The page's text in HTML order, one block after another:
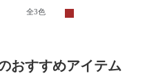
セット
全3色
おすすめアイテム